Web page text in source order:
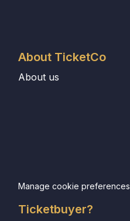
About TicketCo
About us
Manage cookie preferences
Ticketbuyer?